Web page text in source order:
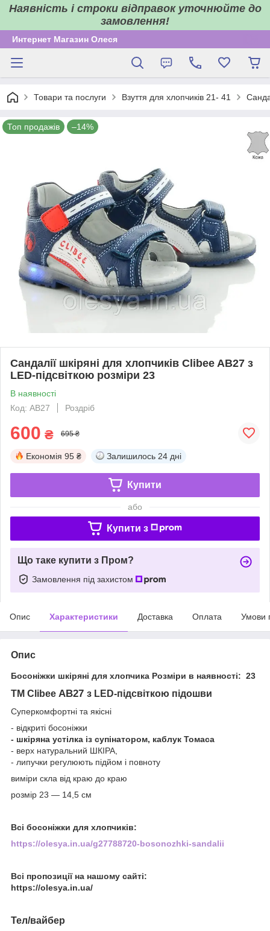
Наявність і строки відправок уточнюйте до
замовлення!
Интернет Магазин Олеся
Товари та послуги Взуття для хлопчиків 21- 41
Топ продажів –14%
Сандалії шкіряні для хлопчиків Clibee AB27 з
LED-підсвіткою розміри 23
В наявності
Код: AB27
Роздріб
600 ₴ 695 ₴
Економія 95 ₴ Залишилось 24 дні
Купити
або
Купити з
Що таке купити з Пром?
Замовлення під захистом
Опис Характеристики Доставка Оплата Умови
Опис
Босоніжки шкіряні для хлопчика Розміри в наявності: 23
ТМ Clibee AB27 з LED-підсвіткою підошви
Суперкомфортні та якісні
- відкриті босоніжки
- шкіряна устілка із супінатором, каблук Томаса
- верх натуральний ШКІРА,
- липучки регулюють підйом і повноту
виміри скла від краю до краю
розмір 23 — 14,5 см
Всі босоніжки для хлопчиків:
https://olesya.in.ua/g27788720-bosonozhki-sandalii
Всі пропозиції на нашому сайті:
https://olesya.in.ua/
Тел/вайбер